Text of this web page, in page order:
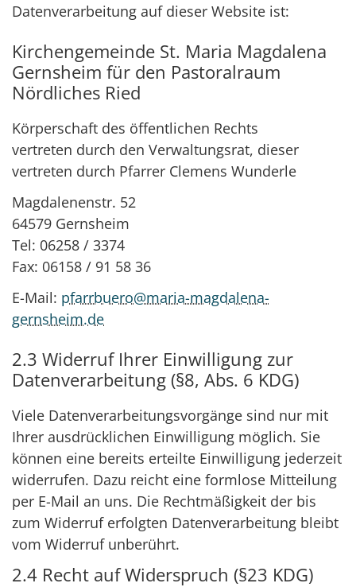
Datenverarbeitung auf dieser Website ist:
Kirchengemeinde St. Maria Magdalena
Gernsheim für den Pastoralraum
Nördliches Ried
Körperschaft des öffentlichen Rechts
vertreten durch den Verwaltungsrat, dieser
vertreten durch Pfarrer Clemens Wunderle
Magdalenenstr. 52
64579 Gernsheim
Tel: 06258 / 3374
Fax: 06158 / 91 58 36
E-Mail: pfarrbuero@maria-magdalena-
gernsheim.de
2.3 Widerruf Ihrer Einwilligung zur
Datenverarbeitung (§8, Abs. 6 KDG)
Viele Datenverarbeitungsvorgänge sind nur mit
Ihrer ausdrücklichen Einwilligung möglich. Sie
können eine bereits erteilte Einwilligung jederzeit
widerrufen. Dazu reicht eine formlose Mitteilung
per E-Mail an uns. Die Rechtmäßigkeit der bis
zum Widerruf erfolgten Datenverarbeitung bleibt
vom Widerruf unberührt.
2.4 Recht auf Widerspruch (§23 KDG)